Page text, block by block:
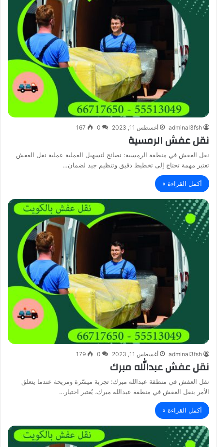
adminal3fsh أغسطس 11, 2023 0
167
نقل عفش الرمسية
نقل العفش في منطقة الرمسية: نصائح لتسهيل العملية عملية نقل العفش
تعتبر مهمة تحتاج إلى تخطيط دقيق وتنظيم جيد لضمان…
أكمل القراءة »
adminal3fsh أغسطس 11, 2023 0
179
نقل عفش عبدالله مبرك
نقل العفش في منطقة عبدالله مبرك: تجربة ميسّرة ومريحة عندما يتعلق
الأمر بنقل العفش في منطقة عبدالله مبرك، يُعتبر اختيار…
أكمل القراءة »